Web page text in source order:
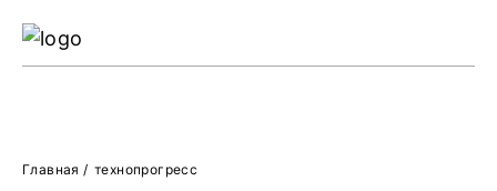
Главная / технопрогресс